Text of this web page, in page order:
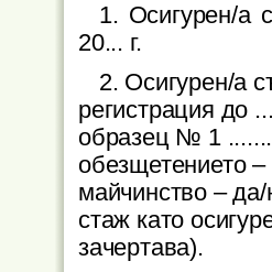
1. Осигурен/а
20... г.
2. Осигурен/а
регистрация до
образец № 1
обезщетението
майчинство –
стаж като
зачертава).